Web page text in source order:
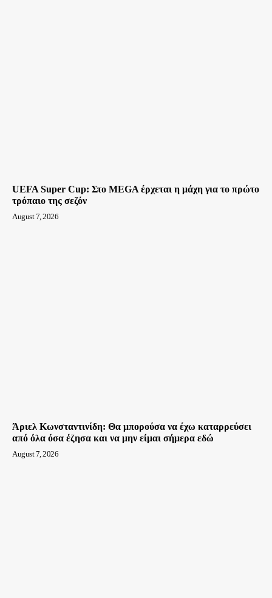
UEFA Super Cup: Στο MEGA έρχεται η μάχη για το πρώτο
τρόπαιο της σεζόν
August 7, 2026
Άριελ Κωνσταντινίδη: Θα μπορούσα να έχω καταρρεύσει
από όλα όσα έζησα και να μην είμαι σήμερα εδώ
August 7, 2026